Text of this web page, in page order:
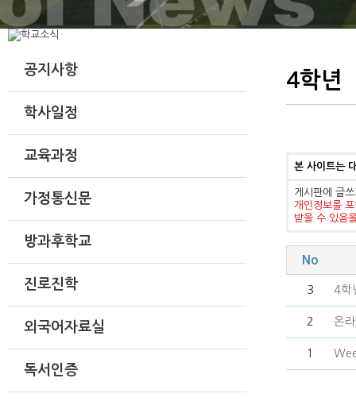
공지사항
학사일정
교육과정
가정통신문
방과후학교
진로진학
외국어자료실
독서인증
4학년
본 사이트는
게시판에 글
개인정보를
받을 수 있음
No
3 4학
2 온
1